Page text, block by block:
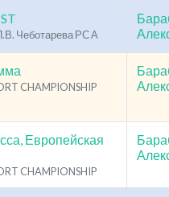
Чеботарева РС А
CHAMPIONSHIP
Европейская
CHAMPIONSHIP